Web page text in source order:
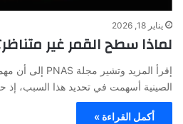
يناير 18, 2026
لماذا سطح القمر غير
الصينية أسهمت في تحديد هذا السبب، إذ
أكمل القراءة »